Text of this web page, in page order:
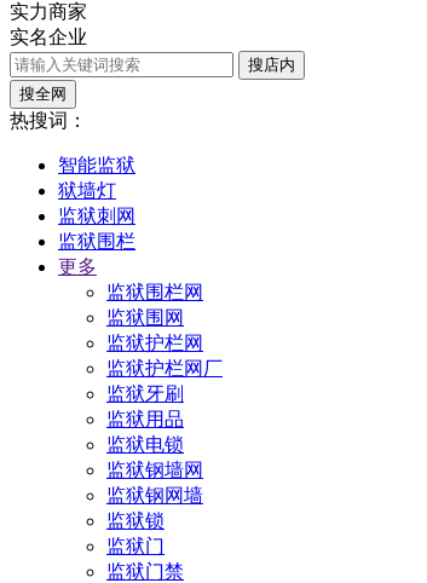
实力商家
实名企业
搜店内
搜全网
热搜词：
智能监狱
狱墙灯
监狱刺网
监狱围栏
更多
监狱围栏网
监狱围网
监狱护栏网
监狱护栏网厂
监狱牙刷
监狱用品
监狱电锁
监狱钢墙网
监狱钢网墙
监狱锁
监狱门
监狱门禁